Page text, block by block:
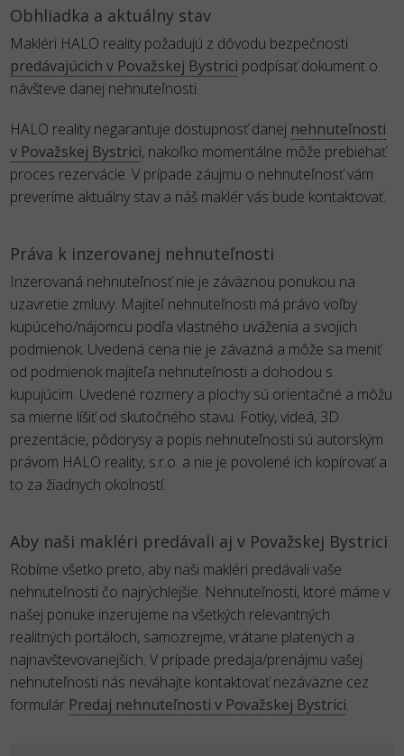
Obhliadka a aktuálny stav
Makléri HALO reality požadujú z dôvodu bezpečnosti
predávajúcich v Považskej Bystrici podpísať dokument o
návšteve danej nehnuteľnosti.
HALO reality negarantuje dostupnosť danej nehnuteľnosti
v Považskej Bystrici, nakoľko momentálne môže prebiehať
proces rezervácie. V prípade záujmu o nehnuteľnosť vám
preveríme aktuálny stav a náš maklér vás bude kontaktovať.
Práva k inzerovanej nehnuteľnosti
Inzerovaná nehnuteľnosť nie je záväznou ponukou na
uzavretie zmluvy. Majiteľ nehnuteľnosti má právo voľby
kupúceho/nájomcu podľa vlastného uváženia a svojich
podmienok. Uvedená cena nie je záväzná a môže sa meniť
od podmienok majiteľa nehnuteľnosti a dohodou s
kupujúcim. Uvedené rozmery a plochy sú orientačné a môžu
sa mierne líšiť od skutočného stavu. Fotky, videá, 3D
prezentácie, pôdorysy a popis nehnuteľnosti sú autorským
právom HALO reality, s.r.o. a nie je povolené ich kopírovať a
to za žiadnych okolností.
Aby naši makléri predávali aj v Považskej Bystrici
Robíme všetko preto, aby naši makléri predávali vaše
nehnuteľnosti čo najrýchlejšie. Nehnuteľnosti, ktoré máme v
našej ponuke inzerujeme na všetkých relevantných
realitných portáloch, samozrejme, vrátane platených a
najnavštevovanejších. V prípade predaja/prenájmu vašej
nehnuteľnosti nás neváhajte kontaktovať nezáväzne cez
formulár Predaj nehnuteľnosti v Považskej Bystrici.